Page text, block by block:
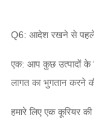
Q6: आदेश रखने से पहले
एक: आप कुछ उत्पादों के
लागत का भुगतान करने
हमारे लिए एक कूरियर